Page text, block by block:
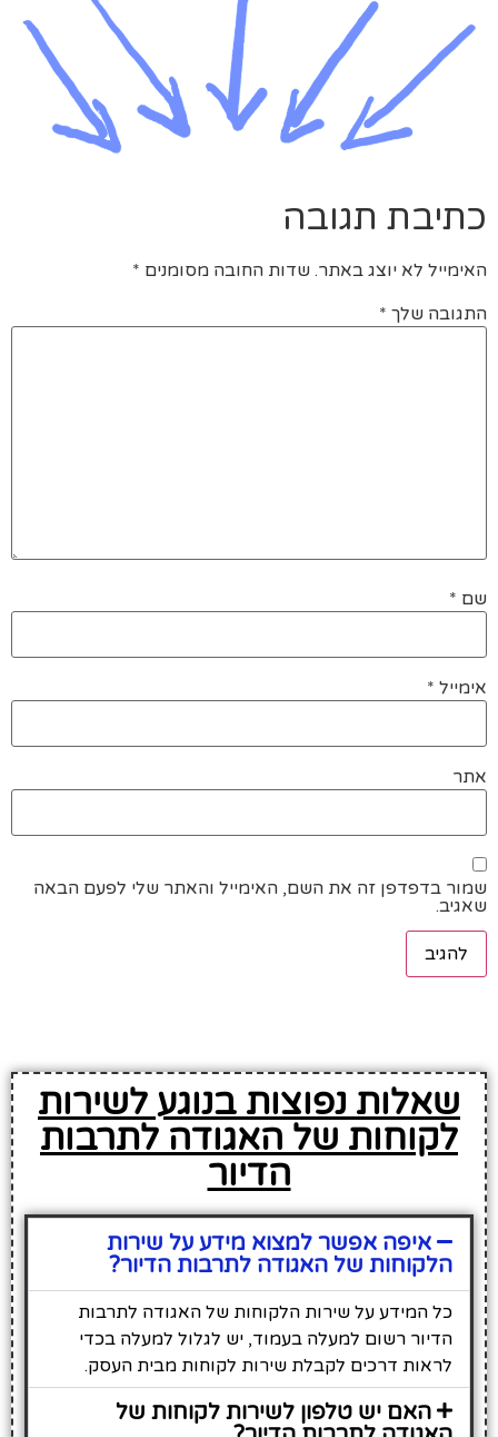
כתיבת תגובה
האימייל לא יוצג באתר. שדות החובה מסומנים *
התגובה שלך *
שם *
אימייל *
אתר
שמור בדפדפן זה את השם, האימייל והאתר שלי לפעם הבאה
שאגיב.
שאלות נפוצות בנוגע לשירות
לקוחות של האגודה לתרבות
הדיור
איפה אפשר למצוא מידע על שירות
הלקוחות של האגודה לתרבות הדיור?
כל המידע על שירות הלקוחות של האגודה לתרבות
הדיור רשום למעלה בעמוד, יש לגלול למעלה בכדי
לראות דרכים לקבלת שירות לקוחות מבית העסק.
האם יש טלפון לשירות לקוחות של